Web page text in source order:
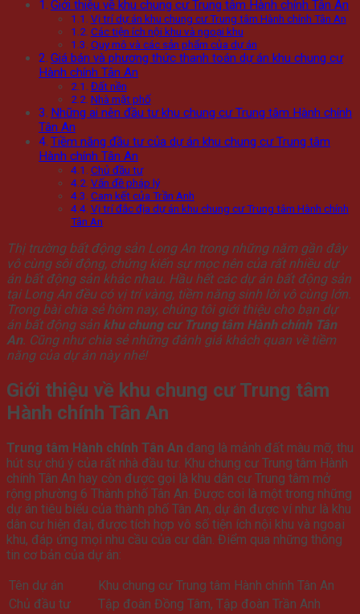
Giới thiệu về khu chung cư Trung tâm Hành chính Tân An
Vị trí dự án khu chung cư Trung tâm Hành chính Tân An
Các tiện ích nội khu và ngoại khu
Quy mô và các sản phẩm của dự án
Giá bán và phương thức thanh toán dự án khu chung cư
Hành chính Tân An
Đất nền
Nhà mặt phố
Những ai nên đầu tư khu chung cư Trung tâm Hành chính
Tân An
Tiềm năng đầu tư của dự án khu chung cư Trung tâm
Hành chính Tân An
Chủ đầu tư
Vấn đề pháp lý
Cam kết của Trần Anh
Vị trí đắc địa dự án khu chung cư Trung tâm Hành chính
Tân An
Thị trường bất động sản Long An trong những năm gần đây
vô cùng sôi động, chứng kiến sự mọc nên của rất nhiều dự
án bất động sản khác nhau. Hầu hết các dự án bất động sản
tại Long An đều có vị trí vàng, tiềm năng sinh lời vô cùng lớn.
Trong bài chia sẻ hôm nay, chúng tôi giới thiệu cho bạn dự
án bất động sản khu chung cư Trung tâm Hành chính Tân
An. Cũng như chia sẻ những đánh giá khách quan về tiềm
năng của dự án này nhé!
Giới thiệu về khu chung cư Trung tâm
Hành chính Tân An
Trung tâm Hành chính Tân An đang là mảnh đất màu mỡ, thu
hút sự chú ý của rất nhà đầu tư. Khu chung cư Trung tâm Hành
chính Tân An hay còn được gọi là khu dân cư Trung tâm mở
rộng phường 6 Thành phố Tân An. Được coi là một trong những
dự án tiêu biểu của thành phố Tân An, dự án được ví như là khu
dân cư hiện đại, được tích hợp vô số tiện ích nội khu và ngoại
khu, đáp ứng mọi nhu cầu của cư dân. Điểm qua những thông
tin cơ bản của dự án:
Tên dự án
Khu chung cư Trung tâm Hành chính Tân An
Chủ đầu tư
Tập đoàn Đồng Tâm, Tập đoàn Trần Anh